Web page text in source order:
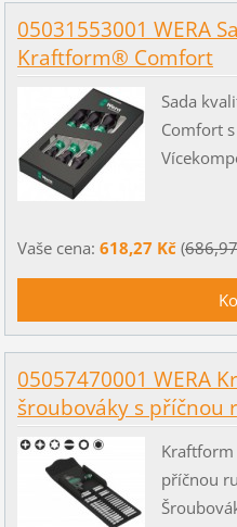
05031553001 WERA
Kraftform® Comfort
Sada
Comfort
Vaše cena: 618,27 Kč(
05057470001 WERA
šroubováky s
příčnou